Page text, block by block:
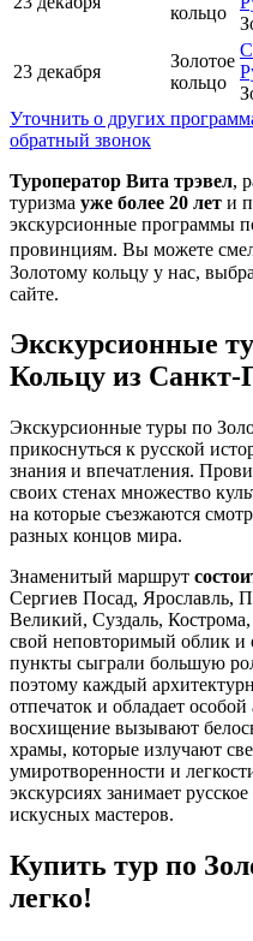
кольцо
23 декабря
Золотое
кольцо
Уточнить о других
обратный звонок
Туроператор Вита трэвел,
туризма уже более 20 лет и
экскурсионные программы
провинциям. Вы можете
Золотому кольцу у нас,
сайте.
Экскурсионные
Кольцу из Санкт-
Экскурсионные туры по
прикоснуться к русской
знания и впечатления.
своих стенах множество
на которые съезжаются
разных концов мира.
Знаменитый маршрут
Сергиев Посад, Ярославль,
Великий, Суздаль,
свой неповторимый облик и
пункты сыграли большую
поэтому каждый
отпечаток и обладает
восхищение вызывают
храмы, которые излучают
умиротворенности и
экскурсиях занимает
искусных мастеров.
Купить тур по
легко!